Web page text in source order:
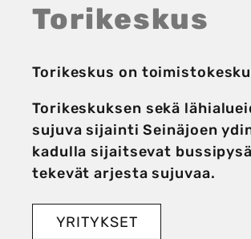
Torikeskus
Torikeskus on
Torikeskuksen sekä
sujuva sijainti Seinäjoen
kadulla sijaitsevat
tekevät arjesta sujuvaa.
YRITYKSET